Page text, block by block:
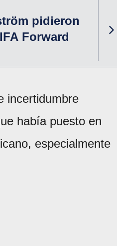
pidieron
Forward
incertidumbre
había puesto en
especialmente